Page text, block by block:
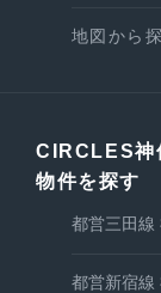
地図から
CIRCLES神
物件を探す
都営三田線
都営新宿線